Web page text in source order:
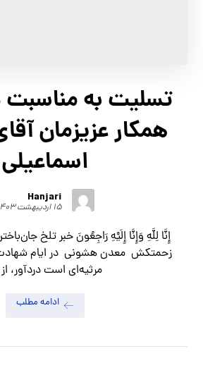
تسلیت به
همکار عزیزمان
اسماعیلی
Hanjari
۱۵ اردیبهشت ۱۴۰۳
إِنَّا لِلَّهِ وَإِنَّا إِلَیْهِ رَاجِعُونَ خبر تلخ
زحمتکش معدن هشونی در ایام
مرثیه‌ای است دردآور،
ادامه مطلب